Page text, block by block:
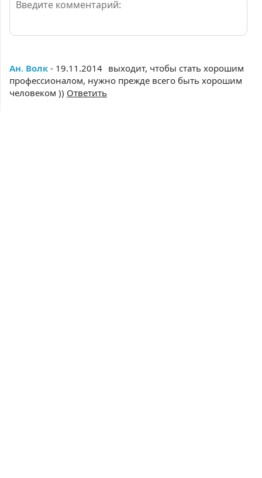
Ан. Волк - 19.11.2014 выходит, чтобы стать хорошим
профессионалом, нужно прежде всего быть хорошим
человеком )) Ответить